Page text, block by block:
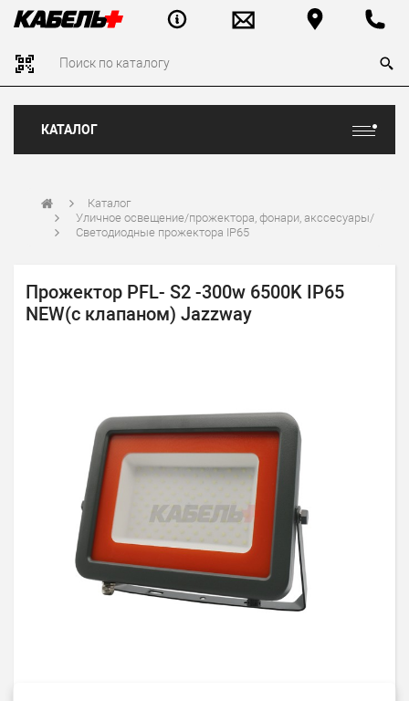
КАТАЛОГ
Каталог
Уличное освещение/прожектора, фонари, акссесуары/
Светодиодные прожектора IP65
Прожектор PFL- S2 -300w 6500K IP65
NEW(с клапаном) Jazzway